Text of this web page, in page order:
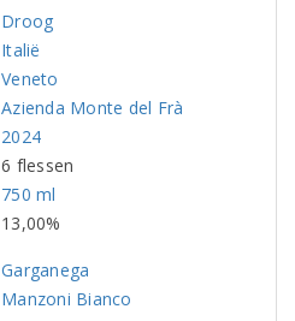
Droog
Italië
Veneto
Azienda Monte del Frà
2024
6 flessen
750 ml
13,00%
Garganega
Manzoni Bianco